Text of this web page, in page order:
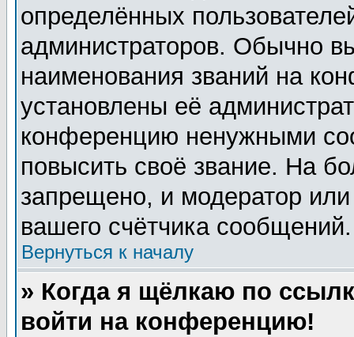
определённых
администраторов. Обычно
наименования званий на
установлены её
конференцию ненужными
повысить своё звание. На
запрещено, и модератор
вашего счётчика сообщений.
Вернуться к началу
» Когда я щёлкаю по
войти на конференцию!